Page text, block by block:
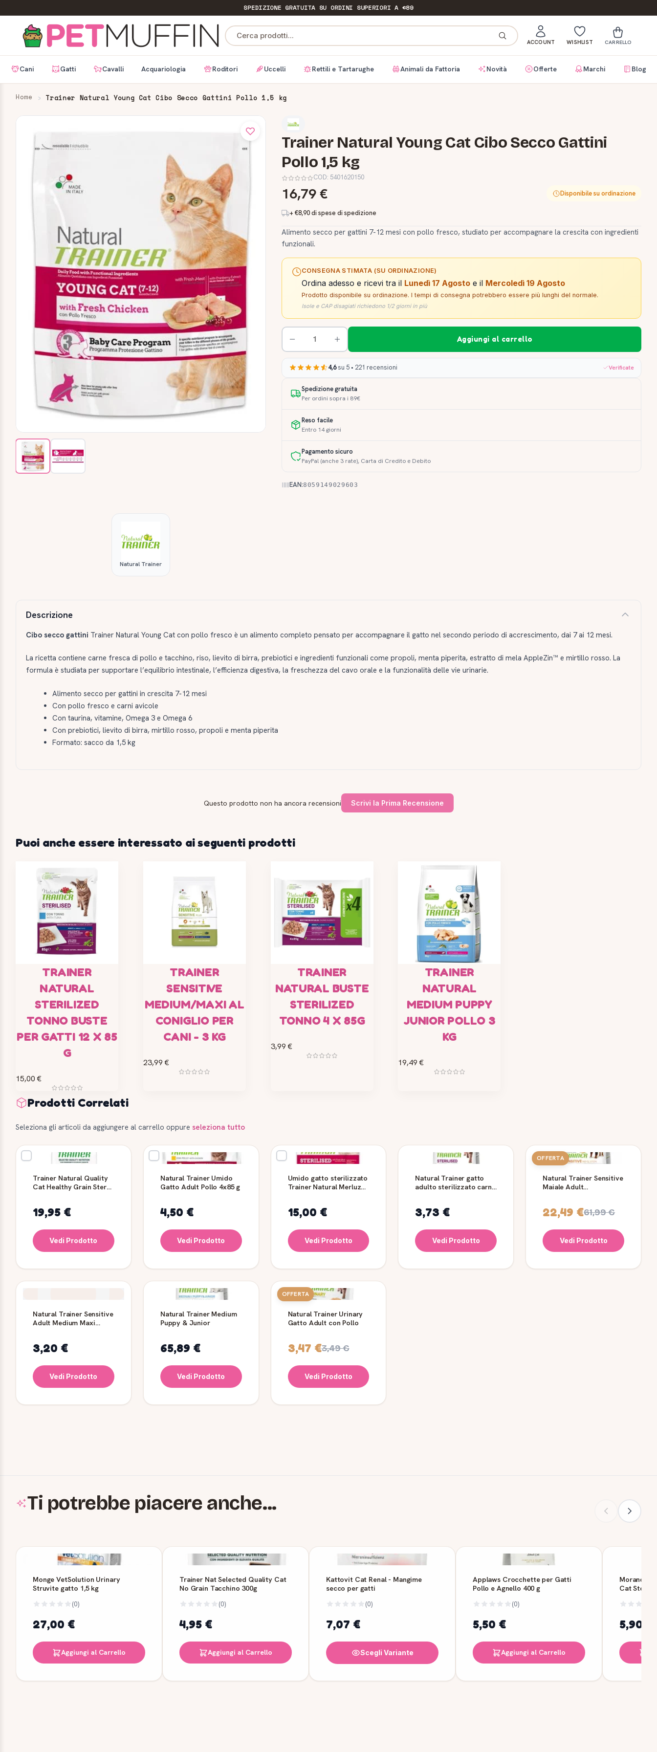
SPEDIZIONE GRATUITASU ORDINI SUPERIORI A €89
Cerca prodotti...
ACCOUNT WISHLIST CARRELLO
Cani Gatti Cavalli Acquariologia Roditori Uccelli Rettili e Tartarughe Animali da Fattoria Novità Offerte Marchi Blog
Home Trainer Natural Young Cat Cibo Secco Gattini Pollo 1,5 kg
Trainer Natural Young Cat Cibo Secco Gattini
Pollo 1,5 kg
COD: 5401620150
16,79 € Disponibile su ordinazione
+ €8,90 di spese di spedizione
Alimento secco per gattini 7-12 mesi con pollo fresco, studiato per accompagnare la crescita con ingredienti
funzionali.
CONSEGNA STIMATA (SU ORDINAZIONE)
Ordina adesso e ricevi tra il Lunedì 17 Agosto e il Mercoledì 19 Agosto
Prodotto disponibile su ordinazione. I tempi di consegna potrebbero essere più lunghi del normale.
Isole e CAP disagiati richiedono 1/2 giorni in più
Aggiungi al carrello
4,6su 5 • 221 recensioni Verificate
Spedizione gratuita
Per ordini sopra i 89€
Reso facile
Entro 14 giorni
Pagamento sicuro
PayPal (anche 3 rate), Carta di Credito e Debito
EAN:8059149029603
Natural Trainer
Descrizione
Cibo secco gattini Trainer Natural Young Cat con pollo fresco è un alimento completo pensato per accompagnare il gatto nel secondo periodo di accrescimento, dai 7 ai 12 mesi.
La ricetta contiene carne fresca di pollo e tacchino, riso, lievito di birra, prebiotici e ingredienti funzionali come propoli, menta piperita, estratto di mela AppleZin™ e mirtillo rosso. La
formula è studiata per supportare l’equilibrio intestinale, l’efficienza digestiva, la freschezza del cavo orale e la funzionalità delle vie urinarie.
Alimento secco per gattini in crescita 7-12 mesi
Con pollo fresco e carni avicole
Con taurina, vitamine, Omega 3 e Omega 6
Con prebiotici, lievito di birra, mirtillo rosso, propoli e menta piperita
Formato: sacco da 1,5 kg
Questo prodotto non ha ancora recensioni Scrivi la Prima Recensione
Puoi anche essere interessato ai seguenti prodotti
TRAINER
NATURAL
STERILIZED
TONNO BUSTE
PER GATTI 12 X 85
G
15,00 €
TRAINER
SENSITIVE
MEDIUM/MAXI AL
CONIGLIO PER
CANI - 3 KG
23,99 €
TRAINER
NATURAL BUSTE
STERILIZED
TONNO 4 X 85G
3,99 €
TRAINER
NATURAL
MEDIUM PUPPY
JUNIOR POLLO 3
KG
19,49 €
Prodotti Correlati
Seleziona gli articoli da aggiungere al carrello oppure seleziona tutto
Trainer Natural Quality
Cat Healthy Grain Ster
19,95 €
Vedi Prodotto
Natural Trainer Umido
Gatto Adult Pollo 4x85 g
4,50 €
Vedi Prodotto
Umido gatto sterilizzato
Trainer Natural Merluzzo
15,00 €
Vedi Prodotto
Natural Trainer gatto
adulto sterilizzato carni
3,73 €
Vedi Prodotto
OFFERTA
Natural Trainer Sensitive
Maiale Adult
22,49 €61,99 €
Vedi Prodotto
Natural Trainer Sensitive
Adult Medium Maxi
3,20 €
Vedi Prodotto
Natural Trainer Medium
Puppy & Junior
65,89 €
Vedi Prodotto
OFFERTA
Natural Trainer Urinary
Gatto Adult con Pollo
3,47 €3,49 €
Vedi Prodotto
Ti potrebbe piacere anche...
Monge VetSolution Urinary
Struvite gatto 1,5 kg
(0)
27,00 €
Aggiungi al Carrello
Trainer Nat Selected Quality Cat
No Grain Tacchino 300g
(0)
4,95 €
Aggiungi al Carrello
Kattovit Cat Renal - Mangime
secco per gatti
(0)
7,07 €
Scegli Variante
Applaws Crocchette per Gatti
Pollo e Agnello 400 g
(0)
5,50 €
Aggiungi al Carrello
Morando
Cat
5,90 €